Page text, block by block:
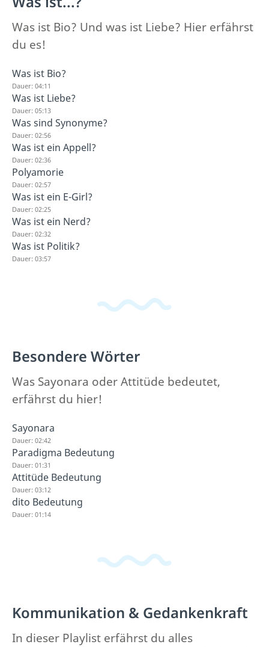
Was ist Bio? Und was ist Liebe? Hier erfährst
du es!
Was ist Bio?
Dauer: 04:11
Was ist Liebe?
Dauer: 05:13
Was sind Synonyme?
Dauer: 02:56
Was ist ein Appell?
Dauer: 02:36
Polyamorie
Dauer: 02:57
Was ist ein E-Girl?
Dauer: 02:25
Was ist ein Nerd?
Dauer: 02:32
Was ist Politik?
Dauer: 03:57
Besondere Wörter
Was Sayonara oder Attitüde bedeutet,
erfährst du hier!
Sayonara
Dauer: 02:42
Paradigma Bedeutung
Dauer: 01:31
Attitüde Bedeutung
Dauer: 03:12
dito Bedeutung
Dauer: 01:14
Kommunikation & Gedankenkraft
In dieser Playlist erfährst du alles